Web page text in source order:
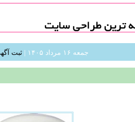
جمعه ۱۶ مرداد ۱۴۰۵ | ثبت